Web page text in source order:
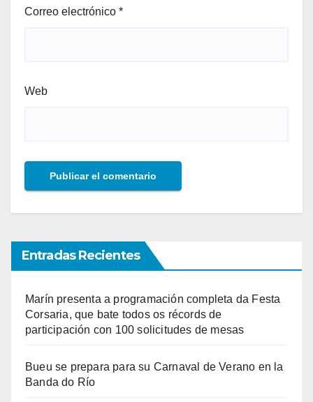
Correo electrónico *
Web
Entradas Recientes
Marín presenta a programación completa da Festa
Corsaria, que bate todos os récords de
participación con 100 solicitudes de mesas
Bueu se prepara para su Carnaval de Verano en la
Banda do Río